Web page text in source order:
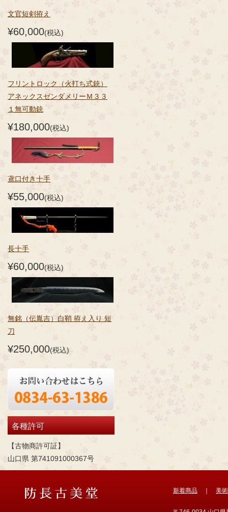
文官短剣拵え
¥60,000(税込)
フリントロック（火打ち式銃）
アネックスゼンダメリーＭ３３
１無可動銃
¥180,000(税込)
鳶口付き十手
¥55,000(税込)
長十手
¥60,000(税込)
無銘（伝胤吉）白鞘 拵え入り 短
刀
¥250,000(税込)
各種許可
【古物商許可証】
山口県 第741091000367号
新着商品 美